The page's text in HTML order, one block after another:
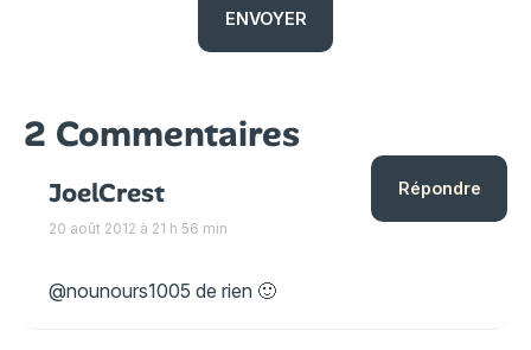
2 Commentaires
JoelCrest
20 août 2012 à 21 h 56 min
@nounours1005 de rien 🙂
Répondre